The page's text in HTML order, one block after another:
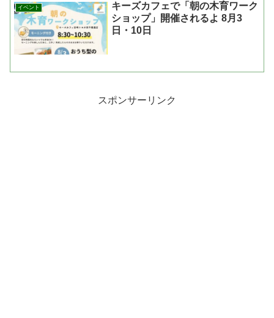
イベント
キーズカフェで「朝の木育ワーク
ショップ」開催されるよ 8月3
日・10日
スポンサーリンク